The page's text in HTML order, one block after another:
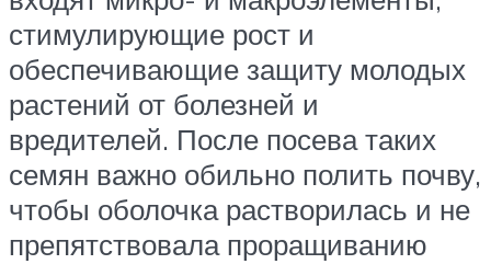
стимулирующие рост и
обеспечивающие защиту молодых
растений от болезней и
вредителей. После посева таких
семян важно обильно полить почву,
чтобы оболочка растворилась и не
препятствовала проращиванию